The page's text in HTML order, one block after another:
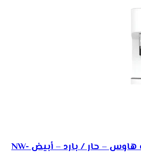
برادة ماء طاولة نيو هاوس – حار / بارد – أبيض NW-